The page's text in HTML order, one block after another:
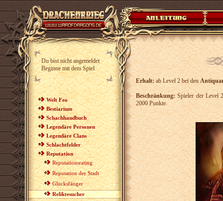
Du bist nicht angemeldet
Beginne mit dem Spiel
Welt Feo
Bestiarium
Schachhandbuch
Legendäre Personen
Legendäre Clans
Schlachtfelder
Reputation
Reputationsrating
Reputation der Stadt
Glücksfänger
Reliktesucher
Erhalt:ab Level 2 bei den
Beschränkung:Spieler der Level
2000 Punkte.